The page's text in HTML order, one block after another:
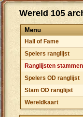
Wereld 105
Menu
Hall of Fame
Spelers ranglijst
Ranglijsten stammen
Spelers OD ranglijst
Stam OD ranglijst
Wereldkaart